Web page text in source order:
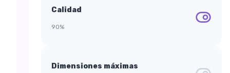
Calidad
90%
Dimensiones máximas